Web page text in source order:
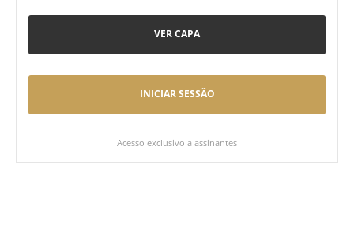
VER CAPA
INICIAR SESSÃO
Acesso exclusivo a assinantes